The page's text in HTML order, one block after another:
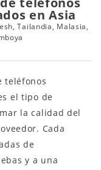
en Asia
Tailandia, Malasia,
teléfonos
el tipo de
la calidad del
Cada
de
y a una